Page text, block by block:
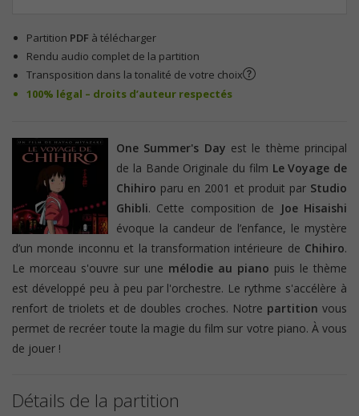
Partition PDF à télécharger
Rendu audio complet de la partition
Transposition dans la tonalité de votre choix
100% légal – droits d’auteur respectés
One Summer's Day est le thème principal
de la Bande Originale du film Le Voyage de
Chihiro paru en 2001 et produit par Studio
Ghibli. Cette composition de Joe Hisaishi
évoque la candeur de l’enfance, le mystère
d’un monde inconnu et la transformation intérieure de Chihiro.
Le morceau s'ouvre sur une mélodie au piano puis le thème
est développé peu à peu par l'orchestre. Le rythme s'accélère à
renfort de triolets et de doubles croches. Notre partition vous
permet de recréer toute la magie du film sur votre piano. À vous
de jouer !
Détails de la partition